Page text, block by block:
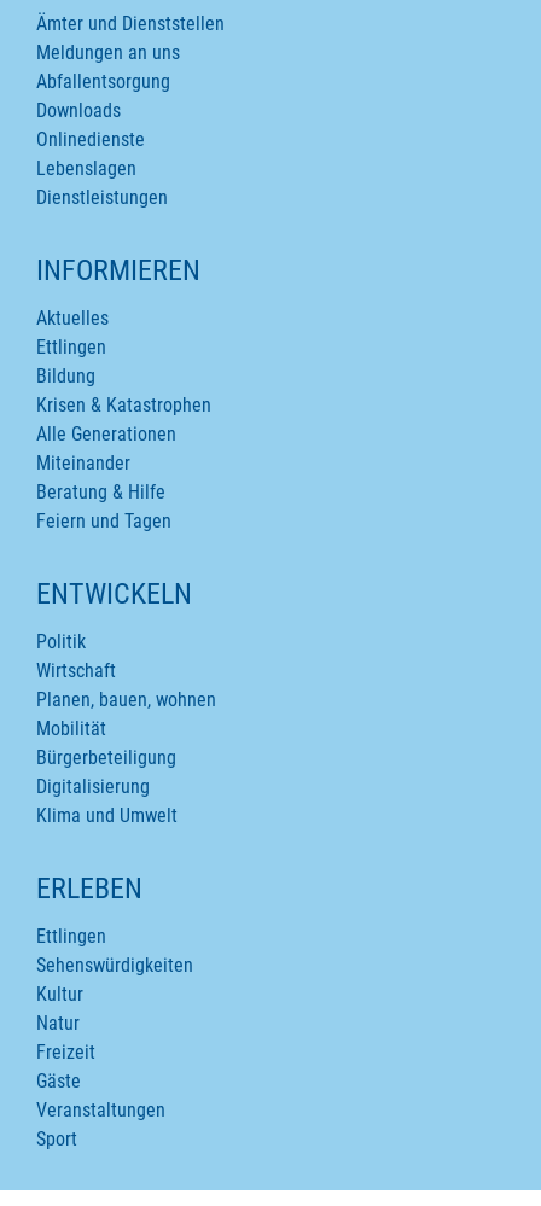
Ämter und Dienststellen
Meldungen an uns
Abfallentsorgung
Downloads
Onlinedienste
Lebenslagen
Dienstleistungen
INFORMIEREN
Aktuelles
Ettlingen
Bildung
Krisen & Katastrophen
Alle Generationen
Miteinander
Beratung & Hilfe
Feiern und Tagen
ENTWICKELN
Politik
Wirtschaft
Planen, bauen, wohnen
Mobilität
Bürgerbeteiligung
Digitalisierung
Klima und Umwelt
ERLEBEN
Ettlingen
Sehenswürdigkeiten
Kultur
Natur
Freizeit
Gäste
Veranstaltungen
Sport